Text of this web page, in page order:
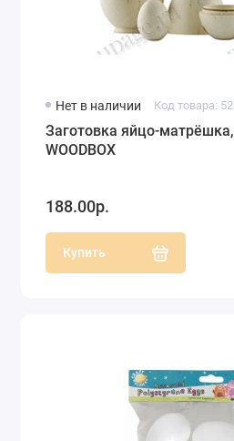
Нет в наличии Код товара:
Заготовка яйцо-
WOODBOX
188.00р.
Купить